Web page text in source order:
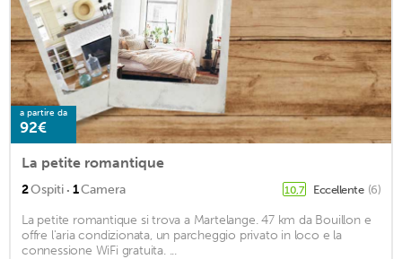
a partire da
92€
La petite romantique
2Ospiti · 1Camera 10,7 Eccellente (6)
La petite romantique si trova a Martelange. 47 km da Bouillon e
offre l'aria condizionata, un parcheggio privato in loco e la
connessione WiFi gratuita. ...